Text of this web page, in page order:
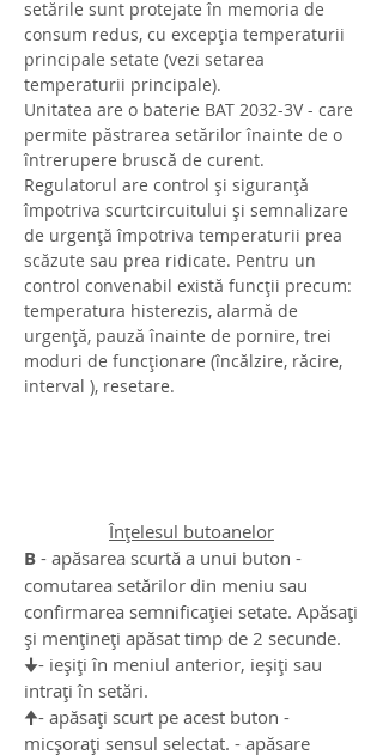
setările sunt protejate în memoria de
consum redus, cu excepția temperaturii
principale setate (vezi setarea
temperaturii principale).
Unitatea are o baterie BAT 2032-3V - care
permite păstrarea setărilor înainte de o
întrerupere bruscă de curent.
Regulatorul are control și siguranță
împotriva scurtcircuitului și semnalizare
de urgență împotriva temperaturii prea
scăzute sau prea ridicate. Pentru un
control convenabil există funcții precum:
temperatura histerezis, alarmă de
urgență, pauză înainte de pornire, trei
moduri de funcționare (încălzire, răcire,
interval ), resetare.
Înțelesul butoanelor
B - apăsarea scurtă a unui buton -
comutarea setărilor din meniu sau
confirmarea semnificației setate. Apăsați
și mențineți apăsat timp de 2 secunde.
🠋- ieșiți în meniul anterior, ieșiți sau
intrați în setări.
🠉- apăsați scurt pe acest buton -
micșorați sensul selectat. - apăsare